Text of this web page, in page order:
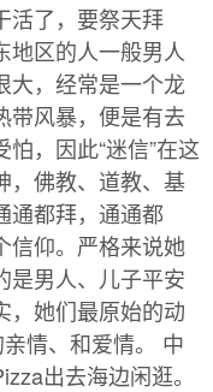
活了，要祭天拜
地区的人一般男人
大，经常是一个龙
带风暴，便是有去
，因此“迷信”在这
，佛教、道教、基
通都拜，通通都
信仰。严格来说她
是男人、儿子平安
，她们最原始的动
情、和爱情。 中
出去海边闲逛。